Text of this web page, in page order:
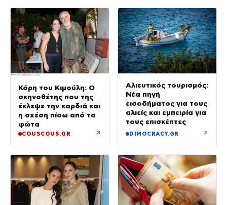
Κόρη του Κιμούλη: Ο
σκηνοθέτης που της
έκλεψε την καρδιά και
η σχέση πίσω από τα
φώτα
COUSCOUS.GR ↗
Αλιευτικός τουρισμός:
Νέα πηγή
εισοδήματος για τους
αλιείς και εμπειρία για
τους επισκέπτες
DIMOCRACY.GR ↗